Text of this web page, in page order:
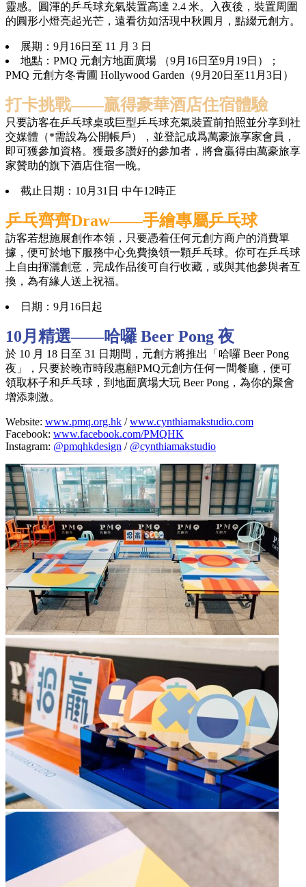
靈感。圓渾的乒乓球充氣裝置高達 2.4 米。入夜後，裝置周圍
的圓形小燈亮起光芒，遠看彷如活現中秋圓月，點綴元創方。
展期：9月16日至 11 月 3 日
地點：PMQ 元創方地面廣場 （9月16日至9月19日）；
PMQ 元創方冬青圃 Hollywood Garden（9月20日至11月3日）
打卡挑戰——贏得豪華酒店住宿體驗
只要訪客在乒乓球桌或巨型乒乓球充氣裝置前拍照並分享到社
交媒體（*需設為公開帳戶），並登記成爲萬豪旅享家會員，
即可獲參加資格。獲最多讚好的參加者，將會贏得由萬豪旅享
家贊助的旗下酒店住宿一晚。
截止日期：10月31日 中午12時正
乒乓齊齊Draw——手繪專屬乒乓球
訪客若想施展創作本領，只要憑着仼何元創方商户的消費單
據，便可於地下服務中心免費換領一顆乒乓球。你可在乒乓球
上自由揮灑創意，完成作品後可自行收藏，或與其他參與者互
換，為有緣人送上祝福。
日期：9月16日起
10月精選——哈囉 Beer Pong 夜
於 10 月 18 日至 31 日期間，元創方將推出「哈囉 Beer Pong
夜」，只要於晚市時段惠顧PMQ元創方任何一間餐廳，便可
領取杯子和乒乓球，到地面廣場大玩 Beer Pong，為你的聚會
增添刺激。
Website: www.pmq.org.hk /www.cynthiamakstudio.com
Facebook: www.facebook.com/PMQHK
Instagram: @pmqhkdesign / @cynthiamakstudio